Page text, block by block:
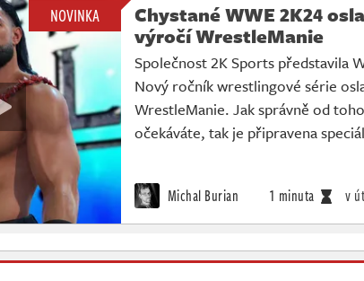
NOVINKA
Chystané WWE 2K24
výročí WrestleManie
Společnost 2K Sports představila
Nový ročník wrestlingové série
WrestleManie. Jak správně od
očekáváte, tak je připravena
Michal Burian 1 minuta v